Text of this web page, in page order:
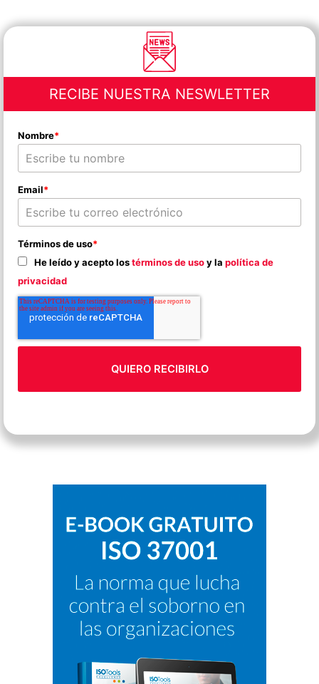
RECIBE NUESTRA NESWLETTER
Nombre*
Email*
Términos de uso*
He leído y acepto lostérminos de usoy la política de
privacidad